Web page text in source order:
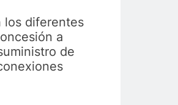
los diferentes
a
de